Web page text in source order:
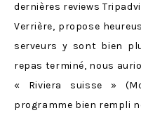
dernières reviews
Verrière, propose
serveurs y sont bien
repas terminé, nous
« Riviera suisse »
programme bien rempli